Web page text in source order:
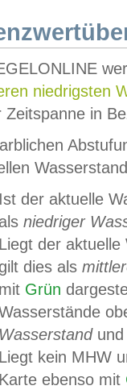
niedrigsten
Zeitspanne in
Ist der aktuelle
als niedriger
Liegt der
gilt dies als
mit Grün
Wasserstandund
Liegt kein MHW
Karte ebenso mit